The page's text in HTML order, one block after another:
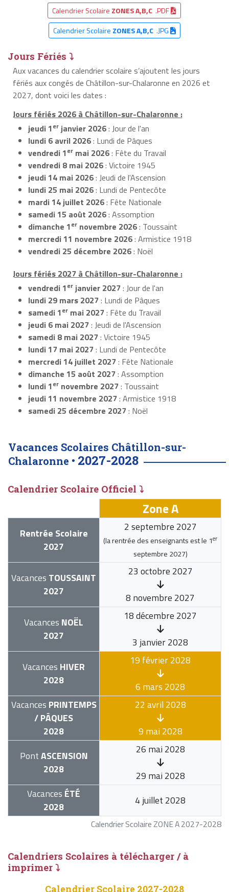
Calendrier Scolaire ZONES A,B,C .PDF
Calendrier Scolaire ZONES A,B,C.JPG
Jours Fériés ⤵
Aux vacances du calendrier scolaire s’ajoutent les jours
fériés aux congés de Châtillon-sur-Chalaronne en 2026 et
2027, dont voici les dates :
Jours fériés 2026 à Châtillon-sur-Chalaronne :
jeudi 1er janvier 2026: Jour de l'an
lundi 6 avril 2026: Lundi de Pâques
vendredi 1er mai 2026: Fête du Travail
vendredi 8 mai 2026: Victoire 1945
jeudi 14 mai 2026: Jeudi de l'Ascension
lundi 25 mai 2026: Lundi de Pentecôte
mardi 14 juillet 2026: Fête Nationale
samedi 15 août 2026: Assomption
dimanche 1er novembre 2026: Toussaint
mercredi 11 novembre 2026: Armistice 1918
vendredi 25 décembre 2026: Noël
Jours fériés 2027 à Châtillon-sur-Chalaronne :
vendredi 1er janvier 2027: Jour de l'an
lundi 29 mars 2027: Lundi de Pâques
samedi 1er mai 2027: Fête du Travail
jeudi 6 mai 2027: Jeudi de l'Ascension
samedi 8 mai 2027: Victoire 1945
lundi 17 mai 2027: Lundi de Pentecôte
mercredi 14 juillet 2027: Fête Nationale
dimanche 15 août 2027: Assomption
lundi 1er novembre 2027: Toussaint
jeudi 11 novembre 2027: Armistice 1918
samedi 25 décembre 2027: Noël
Vacances Scolaires Châtillon-sur-
Chalaronne • 2027-2028
Calendrier Scolaire Officiel ⤵
Calendrier Scolaire ZONE A 2027-2028
Zone A
Rentrée Scolaire
2027
2 septembre 2027
(la rentrée des enseignants est le 1er
septembre 2027)
Vacances TOUSSAINT
2027
23 octobre 2027
8 novembre 2027
Vacances NOËL
2027
18 décembre 2027
3 janvier 2028
Vacances HIVER
2028
19 février 2028
6 mars 2028
Vacances PRINTEMPS
/ PÂQUES
2028
22 avril 2028
9 mai 2028
PontASCENSION
2028
26 mai 2028
29 mai 2028
Vacances ÉTÉ
2028
4 juillet 2028
Calendriers Scolaires à télécharger / à
imprimer ⤵
Calendrier Scolaire 2027-2028